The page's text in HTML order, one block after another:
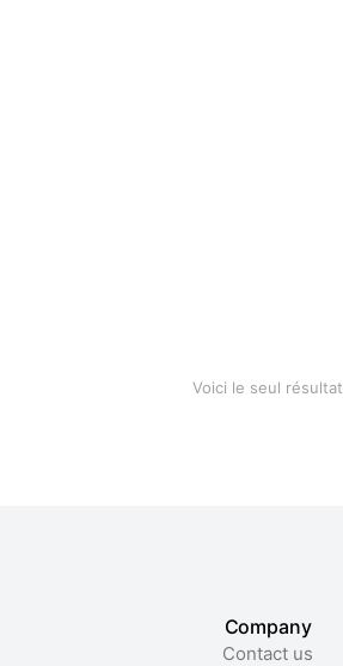
Voici le seul résultat
Company
Contact us